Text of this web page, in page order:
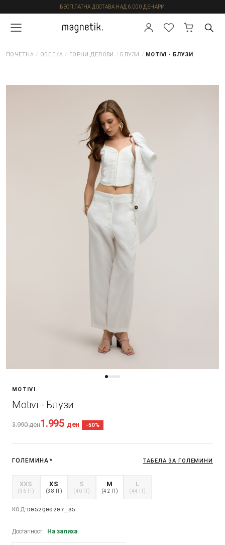
БЕСПЛАТНА ДОСТАВА НАД 6.000 ДЕНАРИ
ПОЧЕТНА / ОБЛЕКА / ГОРНИ ДЕЛОВИ / БЛУЗИ / MOTIVI - БЛУЗИ
MOTIVI
Motivi - Блузи
3.990ден1.995 ден -50%
ГОЛЕМИНА * ТАБЕЛА ЗА ГОЛЕМИНИ
XXS
(36 IT)
XS
(38 IT)
S
(40 IT)
M
(42 IT)
L
(44 IT)
КОД: D052Q00297_35
Достапност: На залиха